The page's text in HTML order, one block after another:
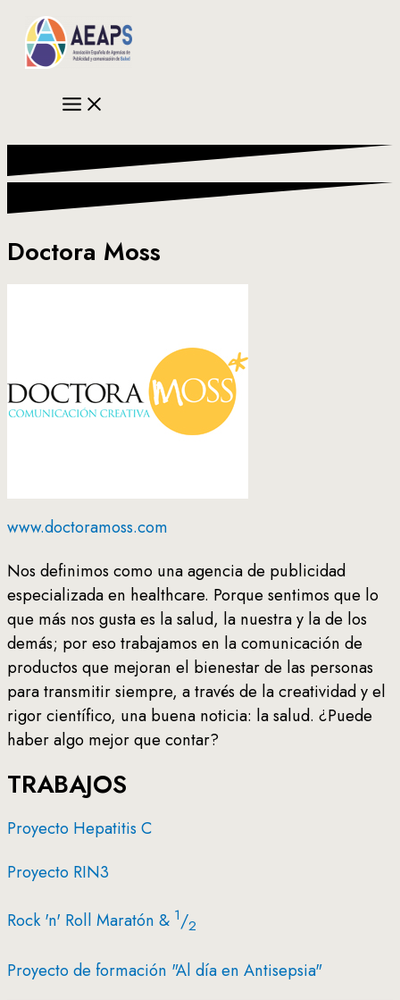
contenido
Doctora Moss
www.doctoramoss.com
Nos definimos como una agencia de publicidad
especializada en healthcare. Porque sentimos que lo
que más nos gusta es la salud, la nuestra y la de los
demás; por eso trabajamos en la comunicación de
productos que mejoran el bienestar de las personas
para transmitir siempre, a través de la creatividad y el
rigor científico, una buena noticia: la salud. ¿Puede
haber algo mejor que contar?
TRABAJOS
Proyecto Hepatitis C
Proyecto RIN3
Rock 'n' Roll Maratón & 1/2
Proyecto de formación "Al día en Antisepsia"